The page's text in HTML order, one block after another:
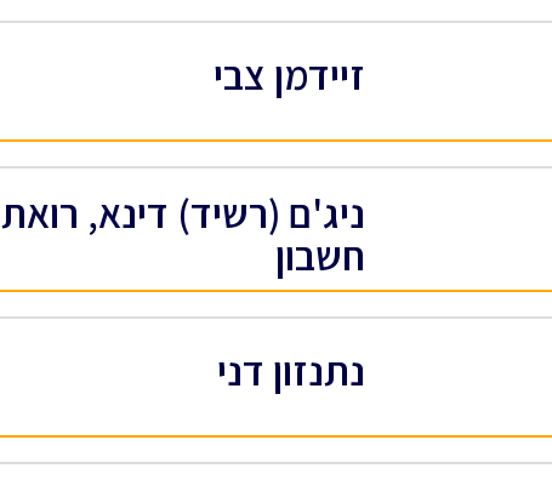
זיידמן צבי
ניג'ם (רשיד) דינא, רואת
חשבון
נתנזון דני